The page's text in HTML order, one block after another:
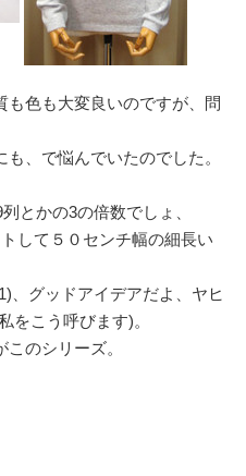
も色も大変良いのですが、問
、で悩んでいたのでした。
とかの3の倍数でしょ、
して５０センチ幅の細長い
、グッドアイデアだよ、ヤヒ
をこう呼びます)。
のシリーズ。